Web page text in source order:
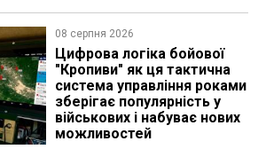
08 серпня 2026
Цифрова логіка бойової
"Кропиви" як ця тактична
система управління роками
зберігає популярність у
військових і набуває нових
можливостей